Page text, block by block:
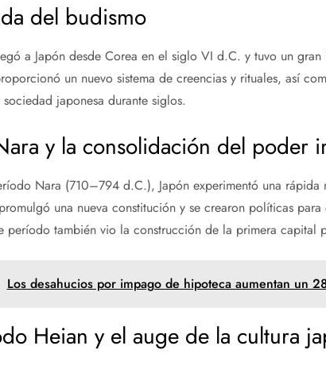
del budismo
a Japón desde Corea en el siglo VI d.C. y tuvo un
un nuevo sistema de creencias y rituales, así
japonesa durante siglos.
y la consolidación del poder
Nara (710–794 d.C.), Japón experimentó una
una nueva constitución y se crearon políticas
período también vio la construcción de la primera capital
Los desahucios por impago de hipoteca aumentan un
Heian y el auge de la cultura